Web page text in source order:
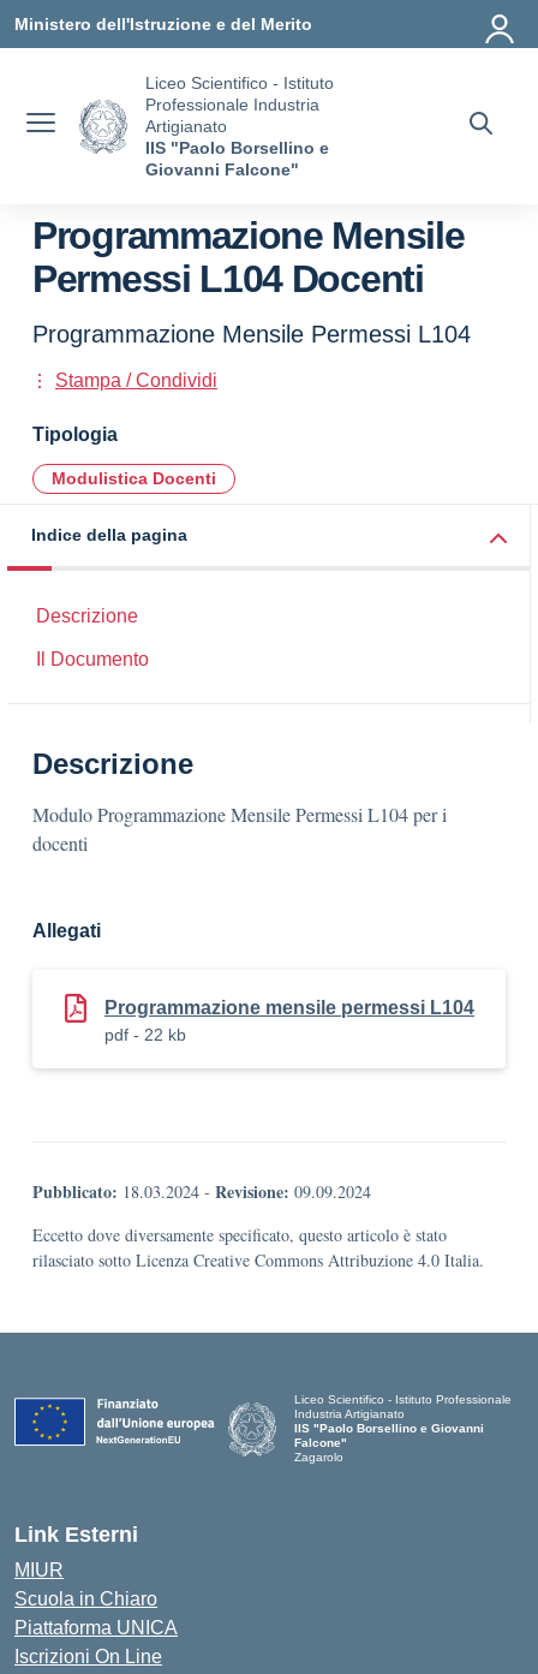
Ministero dell'Istruzione e del Merito
Liceo Scientifico - Istituto
Professionale Industria
Artigianato
IIS "Paolo Borsellino e
Giovanni Falcone"
Programmazione Mensile
Permessi L104 Docenti
Programmazione Mensile Permessi L104
Stampa / Condividi
Tipologia
Modulistica Docenti
Indice della pagina
Descrizione
Il Documento
Descrizione
Modulo Programmazione Mensile Permessi L104 per i
docenti
Allegati
Programmazione mensile permessi L104
pdf - 22 kb
Pubblicato: 18.03.2024 - Revisione: 09.09.2024
Eccetto dove diversamente specificato, questo articolo è stato
rilasciato sotto Licenza Creative Commons Attribuzione 4.0 Italia.
Liceo Scientifico - Istituto Professionale
Industria Artigianato
IIS "Paolo Borsellino e Giovanni
Falcone"
Zagarolo
Link Esterni
MIUR
Scuola in Chiaro
Piattaforma UNICA
Iscrizioni On Line